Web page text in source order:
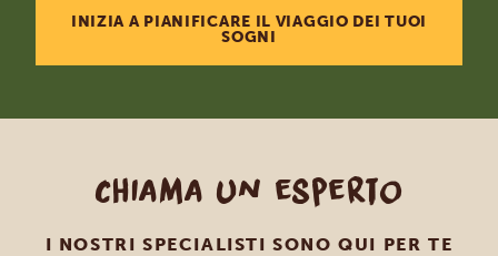
INIZIA A PIANIFICARE IL VIAGGIO DEI TUOI
SOGNI
Chiama un esperto
I NOSTRI SPECIALISTI SONO QUI PER TE